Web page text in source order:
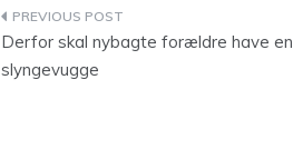
Indlægsnavigation
Derfor skal nybagte forældre have en
slyngevugge